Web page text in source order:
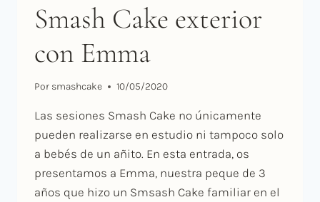
Smash Cake exterior
con Emma
Por smashcake 10/05/2020
Las sesiones Smash Cake no únicamente
pueden realizarse en estudio ni tampoco solo
a bebés de un añito. En esta entrada, os
presentamos a Emma, nuestra peque de 3
años que hizo un Smsash Cake familiar en el